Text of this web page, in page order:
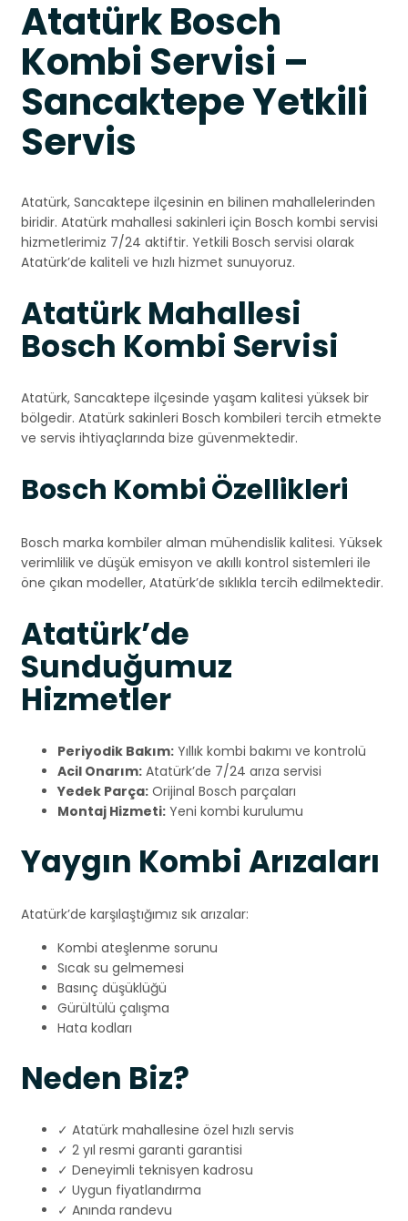
Atatürk Bosch
Kombi Servisi –
Sancaktepe Yetkili
Servis
Atatürk, Sancaktepe ilçesinin en bilinen mahallelerinden
biridir. Atatürk mahallesi sakinleri için Bosch kombi servisi
hizmetlerimiz 7/24 aktiftir. Yetkili Bosch servisi olarak
Atatürk’de kaliteli ve hızlı hizmet sunuyoruz.
Atatürk Mahallesi
Bosch Kombi Servisi
Atatürk, Sancaktepe ilçesinde yaşam kalitesi yüksek bir
bölgedir. Atatürk sakinleri Bosch kombileri tercih etmekte
ve servis ihtiyaçlarında bize güvenmektedir.
Bosch Kombi Özellikleri
Bosch marka kombiler alman mühendislik kalitesi. Yüksek
verimlilik ve düşük emisyon ve akıllı kontrol sistemleri ile
öne çıkan modeller, Atatürk’de sıklıkla tercih edilmektedir.
Atatürk’de
Sunduğumuz
Hizmetler
Periyodik Bakım: Yıllık kombi bakımı ve kontrolü
Acil Onarım: Atatürk’de 7/24 arıza servisi
Yedek Parça: Orijinal Bosch parçaları
Montaj Hizmeti: Yeni kombi kurulumu
Yaygın Kombi Arızaları
Atatürk’de karşılaştığımız sık arızalar:
Kombi ateşlenme sorunu
Sıcak su gelmemesi
Basınç düşüklüğü
Gürültülü çalışma
Hata kodları
Neden Biz?
✓ Atatürk mahallesine özel hızlı servis
✓ 2 yıl resmi garanti garantisi
✓ Deneyimli teknisyen kadrosu
✓ Uygun fiyatlandırma
✓ Anında randevu